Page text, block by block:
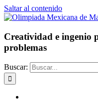
Saltar al contenido
Creatividad e ingenio
problemas
Buscar: